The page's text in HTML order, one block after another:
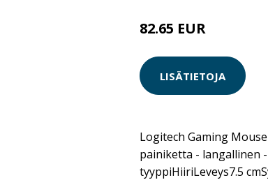
82.65 EUR
LISÄTIETOJA
Logitech Gaming
painiketta - langallinen
tyyppiHiiriLeveys7.5